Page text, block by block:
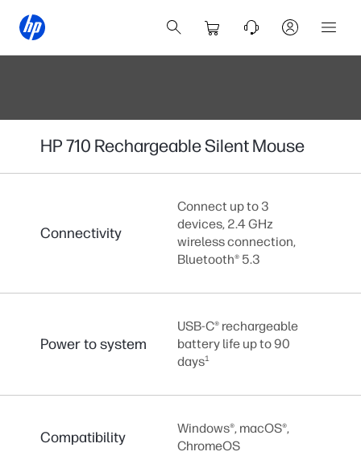
HP 710 Rechargeable Silent Mouse
Connectivity
Power to system
Compatibility
Connect up to 3
devices, 2.4 GHz
wireless connection,
Bluetooth® 5.3
USB-C® rechargeable
battery life up to 90
days1
Windows®, macOS®,
ChromeOS